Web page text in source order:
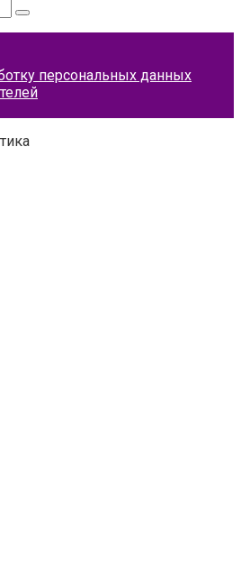
персональных данных